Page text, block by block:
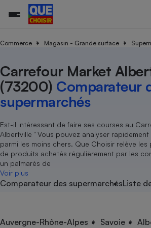
Commerce Magasin - Grande surface
Carrefour Market
(73200) Comparateur
supermarchés
Est-il intéressant de faire ses courses au
Albertville ’ Vous pouvez analyser
parmi les moins chers. Que Choisir relève les
de produits achetés régulièrement par les
un palmarès de
Voir plus
Comparateur des supermarchésListe
Auvergne-Rhône-Alpes Savoie
Achat
Air
Eau
Achat
Sport
Senior
Train
Toutes les actualités
Enquêtes
Guides d'achat
Conseils
Brèves
Tous les services
Soumettre un litige
Lettres types
Rencontrer une association locale
Tous nos combats
Nos actions
Nos grandes victoires
Les billets de la présidente
Nos associations locales
Nous rejoindre
En savoir plus sur Que Choisir
nous ?
L’association
Nos missions
Notre méthodologie
Notre financement
Nos partenaires
Nous rejoindre